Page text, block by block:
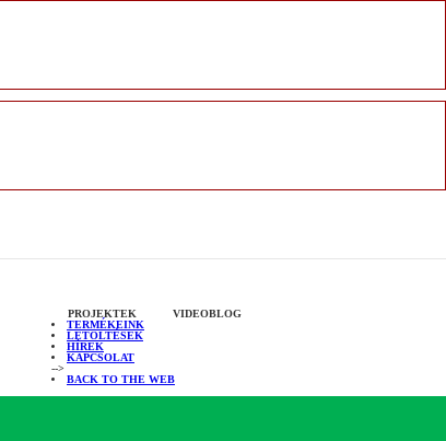
PROJEKTEK
VIDEOBLOG
TERMÉKEINK
LETÖLTÉSEK
HÍREK
KAPCSOLAT
-->
BACK TO THE WEB